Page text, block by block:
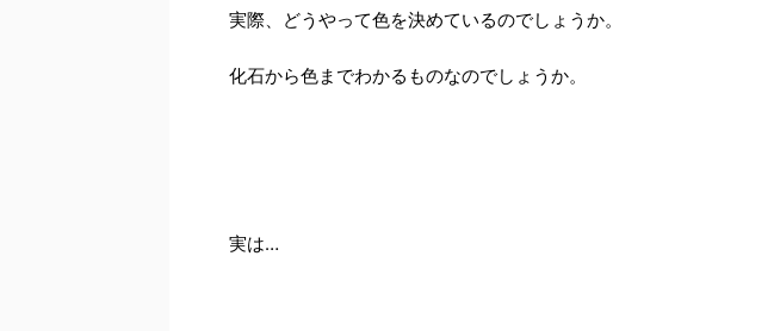
実際、どうやって色を決めているのでしょうか。
化石から色までわかるものなのでしょうか。
実は…